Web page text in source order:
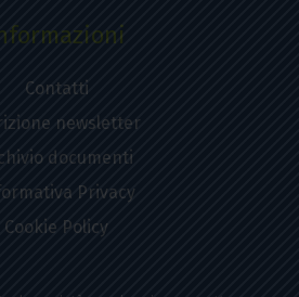
Contatti
newsletter
documenti
Privacy
Cookie Policy